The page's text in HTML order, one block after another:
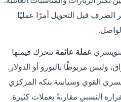
قبل التحويل أمرًا عمليًا
عملة عائمة تتحرك قيمتها
وليس مربوطًا باليورو أو الدولار.
القوي وسياسة بنكه المركزي
النسبي مقارنةً بعملات كثيرة.